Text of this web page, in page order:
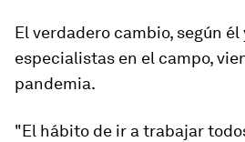
El verdadero cambio, según él
especialistas en el campo,
pandemia.
"El hábito de ir a trabajar